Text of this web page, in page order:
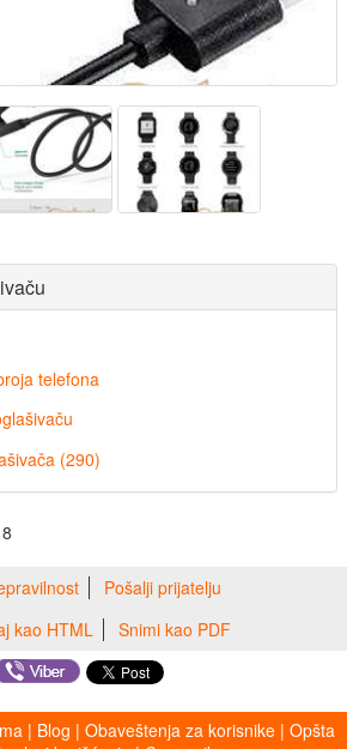
telefona
(290)
Pošalji prijatelju
kao HTML
Snimi kao PDF
| Blog | Obaveštenja za korisnike | Opšta